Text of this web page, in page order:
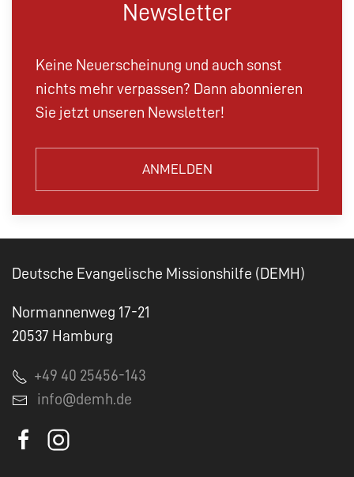
Newsletter
Keine Neuerscheinung und auch sonst
nichts mehr verpassen? Dann abonnieren
Sie jetzt unseren Newsletter!
ANMELDEN
Deutsche Evangelische Missionshilfe (DEMH)
Normannenweg 17-21
20537 Hamburg
+49 40 25456-143
info@demh.de